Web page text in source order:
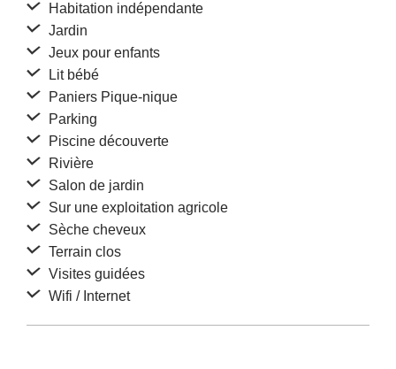
Habitation indépendante
Jardin
Jeux pour enfants
Lit bébé
Paniers Pique-nique
Parking
Piscine découverte
Rivière
Salon de jardin
Sur une exploitation agricole
Sèche cheveux
Terrain clos
Visites guidées
Wifi / Internet